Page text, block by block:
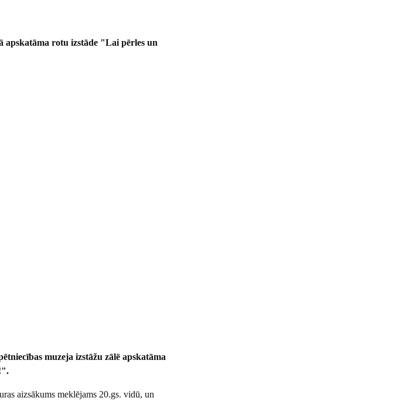
apskatāma rotu izstāde "Lai pērles un
muzeja izstāžu zālē apskatāma
aizsākums meklējams 20.gs. vidū, un